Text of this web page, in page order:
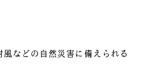
などの自然災害に備えられる